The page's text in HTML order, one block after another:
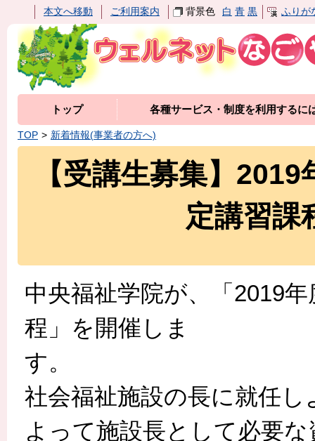
本文へ移動 ご利用案内 背景色 白 青 黒 ふりが
トップ 各種サービス・制度を利用するに
TOP 新着情報(事業者の方へ)
【受講生募集】
定講習課
中央福祉学院が、「2019
程」を開催しま
社会福祉施設の長に就任
よって施設長として必要